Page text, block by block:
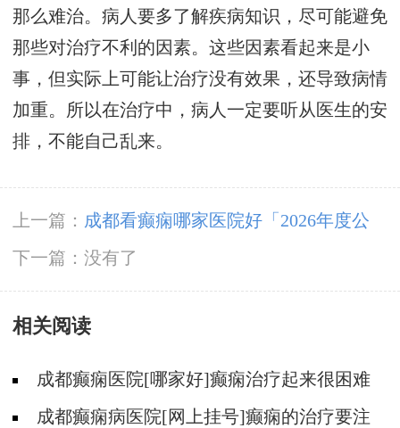
那么难治。病人要多了解疾病知识，尽可能避免
那些对治疗不利的因素。这些因素看起来是小
事，但实际上可能让治疗没有效果，还导致病情
加重。所以在治疗中，病人一定要听从医生的安
排，不能自己乱来。
上一篇： 成都看癫痫哪家医院好「2026年度公
布」为什么有癫痫的病人容易猝死?
下一篇：没有了
相关阅读
成都癫痫医院[哪家好]癫痫治疗起来很困难
吗?成都癫痫病医院[网上挂号]癫痫的治疗要注